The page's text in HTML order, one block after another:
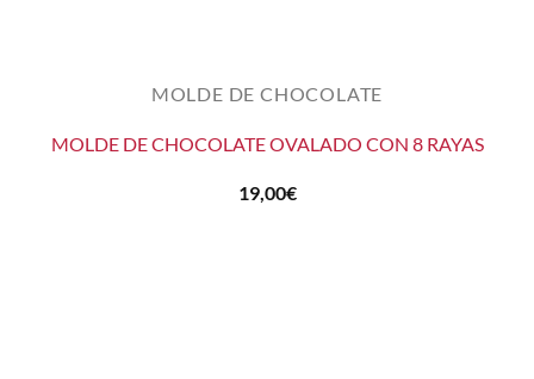
MOLDE DE CHOCOLATE
MOLDE DE CHOCOLATE OVALADO CON 8 RAYAS
19,00€